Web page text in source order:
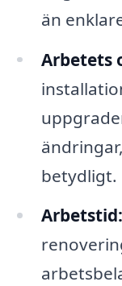
än
Arbetets
betydligt.
Arbetstid: